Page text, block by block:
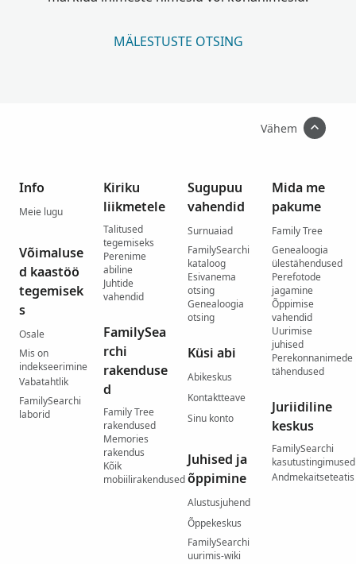
MÄLESTUSTE OTSING
Vähem
Info
Meie lugu
Võimaluse
d kaastöö
tegemisek
s
Osale
Mis on
indekseerimine
Vabatahtlik
FamilySearchi
laborid
Kiriku
liikmetele
Talitused
tegemiseks
Perenime
abiline
Juhtide
vahendid
FamilySea
rchi
rakenduse
d
Family Tree
rakendused
Memories
rakendus
Kõik
mobiilirakendused
Sugupuu
vahendid
Surnuaiad
FamilySearchi
kataloog
Esivanema
otsing
Genealoogia
otsing
Küsi abi
Abikeskus
Kontaktteave
Sinu konto
Juhised ja
õppimine
Alustusjuhend
Õppekeskus
FamilySearchi
uurimis-wiki
Mida me
pakume
Family Tree
Genealoogia
ülestähendused
Perefotode
jagamine
Õppimise
vahendid
Uurimise
juhised
Perekonnanimede
tähendused
Juriidiline
keskus
FamilySearchi
kasutustingimused
Andmekaitseteatis